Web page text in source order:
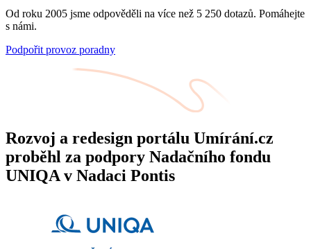
Od roku 2005 jsme odpověděli na více než 5 250 dotazů. Pomáhejte
s námi.
Podpořit provoz poradny
Rozvoj a redesign portálu Umírání.cz
proběhl za podpory Nadačního fondu
UNIQA v Nadaci Pontis